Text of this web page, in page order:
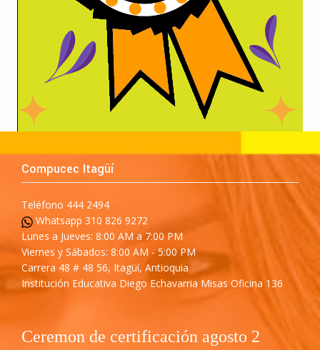
Compucec Itagüí
Teléfono 444 2494
Whatsapp 310 826 9272
Lunes a Jueves: 8:00 AM a 7:00 PM
Viernes y Sábados: 8:00 AM - 5:00 PM
Carrera 48 # 48 56, Itagüí, Antioquia
Institución Educativa Diego Echavarria Misas Oficina 136
Ceremon de certificación agosto 2